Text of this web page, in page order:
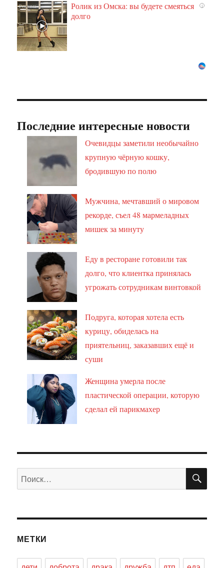
i
Ролик из Омска: вы будете смеяться
долго
Последние интересные новости
Очевидцы заметили необычайно
крупную чёрную кошку,
бродившую по полю
Мужчина, мечтавший о мировом
рекорде, съел 48 мармеладных
мишек за минуту
Еду в ресторане готовили так
долго, что клиентка принялась
угрожать сотрудникам винтовкой
Подруга, которая хотела есть
курицу, обиделась на
приятельниц, заказавших ещё и
суши
Женщина умерла после
пластической операции, которую
сделал ей парикмахер
Искать:
МЕТКИ